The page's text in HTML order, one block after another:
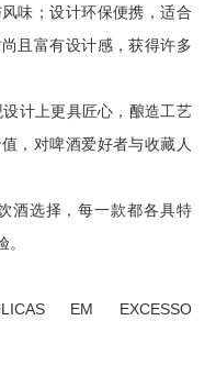
味；设计环保便携，适合
且富有设计感，获得许多
计上更具匠心，酿造工艺
，对啤酒爱好者与收藏人
酒选择，每一款都各具特
EM EXCESSO